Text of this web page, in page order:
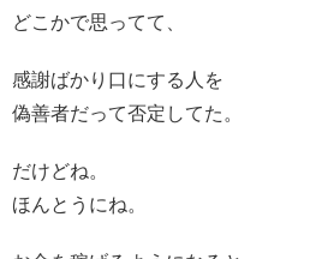
どこかで思ってて、
感謝ばかり口にする人を
偽善者だって否定してた。
だけどね。
ほんとうにね。